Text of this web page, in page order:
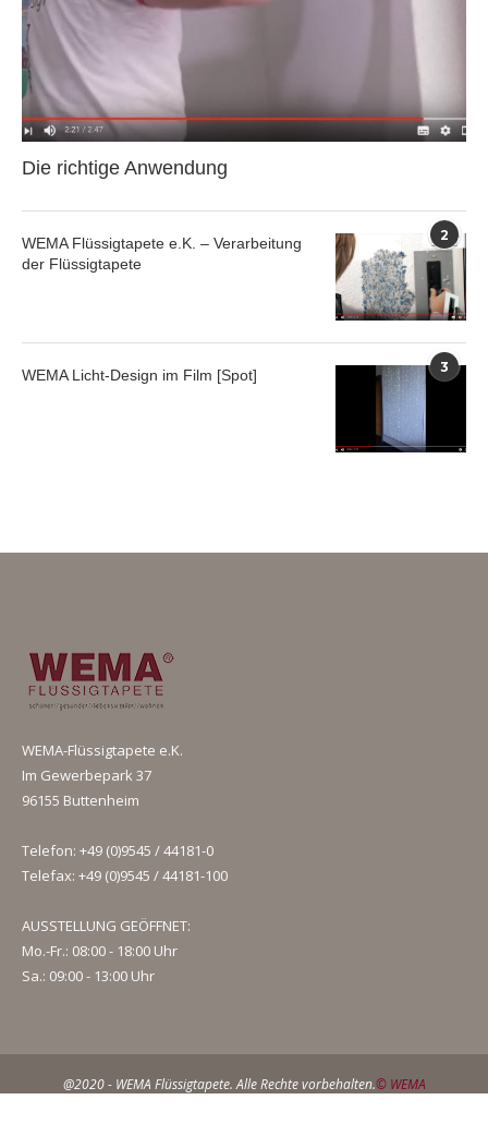
Die richtige Anwendung
2
WEMA Flüssigtapete e.K. – Verarbeitung
der Flüssigtapete
3
WEMA Licht-Design im Film [Spot]
WEMA-Flüssigtapete e.K.
Im Gewerbepark 37
96155 Buttenheim
Telefon: +49 (0)9545 / 44181-0
Telefax: +49 (0)9545 / 44181-100
AUSSTELLUNG GEÖFFNET:
Mo.-Fr.: 08:00 - 18:00 Uhr
Sa.: 09:00 - 13:00 Uhr
@2020 - WEMA Flüssigtapete. Alle Rechte vorbehalten.© WEMA